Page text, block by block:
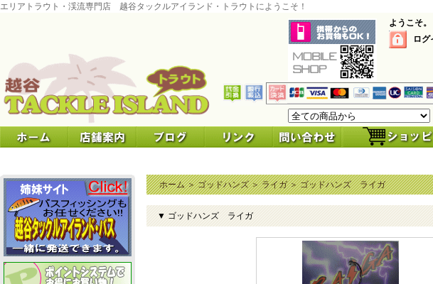
エリアトラウト・渓流専門店 越谷タックルアイランド・トラウトにようこそ！
ようこそ
ログ
ホーム＞ゴッドハンズ＞ライガ＞ゴッドハンズ ライガ
▼ ゴッドハンズ ライガ